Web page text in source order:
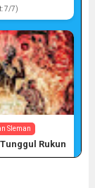
7/7)
Sleman
Tunggul Rukun